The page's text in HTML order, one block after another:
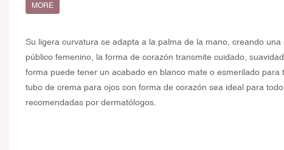
MORE
Su ligera curvatura se adapta a la palma de la mano, creando
público femenino, la forma de corazón transmite cuidado,
forma puede tener un acabado en blanco mate o esmerilado
tubo de crema para ojos con forma de corazón sea ideal para
recomendadas por dermatólogos.